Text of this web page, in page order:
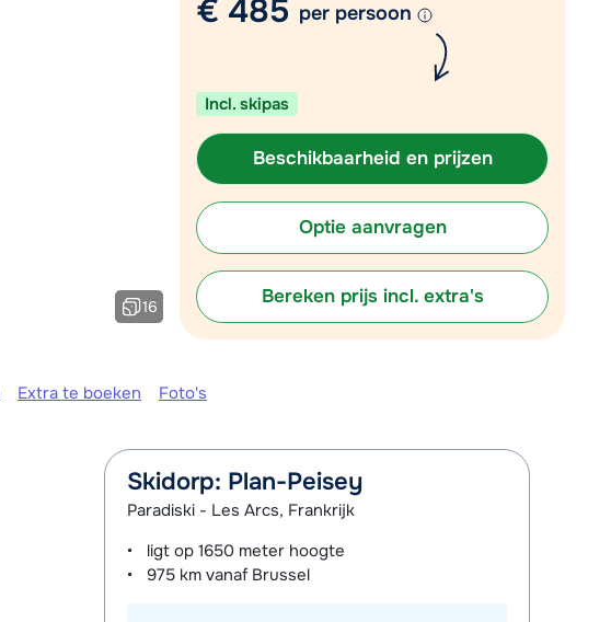
Vul het contactformulier in
We zijn er vandaag tot 17:30 uur.
16
€ 485 per persoon
Incl. skipas
Beschikbaarheid en prijzen
Optie aanvragen
Bereken prijs incl. extra's
Extra te boeken Foto's
Skidorp: Plan-Peisey
Paradiski - Les Arcs, Frankrijk
ligt op1650 meter hoogte
975 km vanaf Brussel